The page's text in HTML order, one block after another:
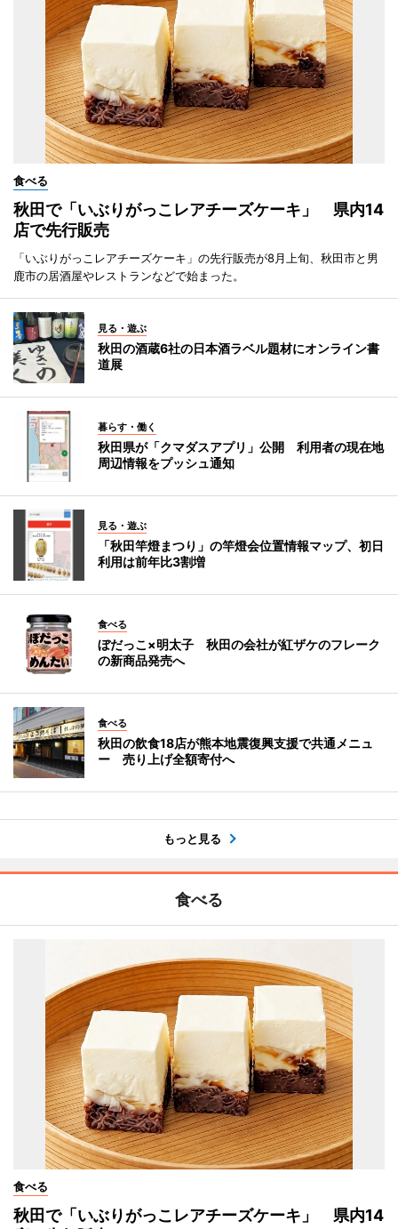
食べる
秋田で「いぶりがっこレアチーズケーキ」 県内14
店で先行販売
「いぶりがっこレアチーズケーキ」の先行販売が8月上旬、秋田市と男
鹿市の居酒屋やレストランなどで始まった。
見る・遊ぶ
秋田の酒蔵6社の日本酒ラベル題材にオンライン書
道展
暮らす・働く
秋田県が「クマダスアプリ」公開 利用者の現在地
周辺情報をプッシュ通知
見る・遊ぶ
「秋田竿燈まつり」の竿燈会位置情報マップ、初日
利用は前年比3割増
食べる
ぼだっこ×明太子 秋田の会社が紅ザケのフレーク
の新商品発売へ
食べる
秋田の飲食18店が熊本地震復興支援で共通メニュ
ー 売り上げ全額寄付へ
もっと見る
食べる
食べる
秋田で「いぶりがっこレアチーズケーキ」 県内14